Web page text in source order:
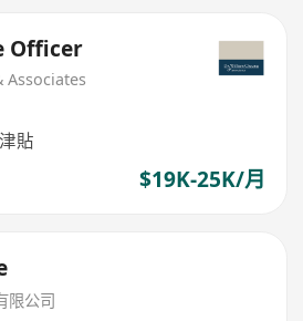
Officer
Associates
貼
$19K-25K/月
限公司